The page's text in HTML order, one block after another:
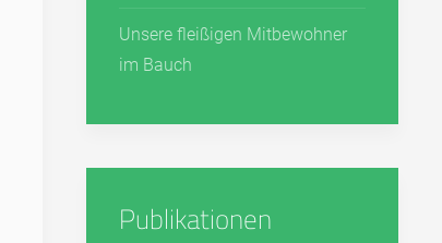
Unsere fleißigen Mitbewohner
im Bauch
Publikationen